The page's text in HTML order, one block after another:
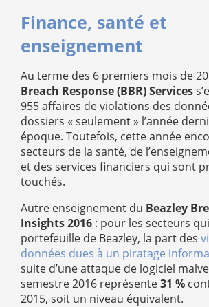
Finance, santé et
enseignement
Au terme des 6 premiers mois de
Breach Response (BBR) Services
955 affaires de violations des
dossiers « seulement » l’année
époque. Toutefois, cette année
secteurs de la santé, de
et des services financiers qui sont
touchés.
Autre enseignement du Beazley
Insights 2016 : pour les secteurs
portefeuille de Beazley, la part des
données dues à un piratage
suite d’une attaque de logiciel
semestre 2016 représente31 %
2015, soit un niveau équivalent.